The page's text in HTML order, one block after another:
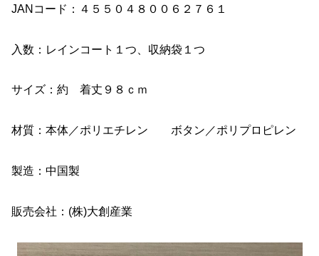
JANコード：４５５０４８００６２７６１
入数：レインコート１つ、収納袋１つ
サイズ：約 着丈９８ｃｍ
材質：本体／ポリエチレン ボタン／ポリプロピレン
製造：中国製
販売会社：(株)大創産業